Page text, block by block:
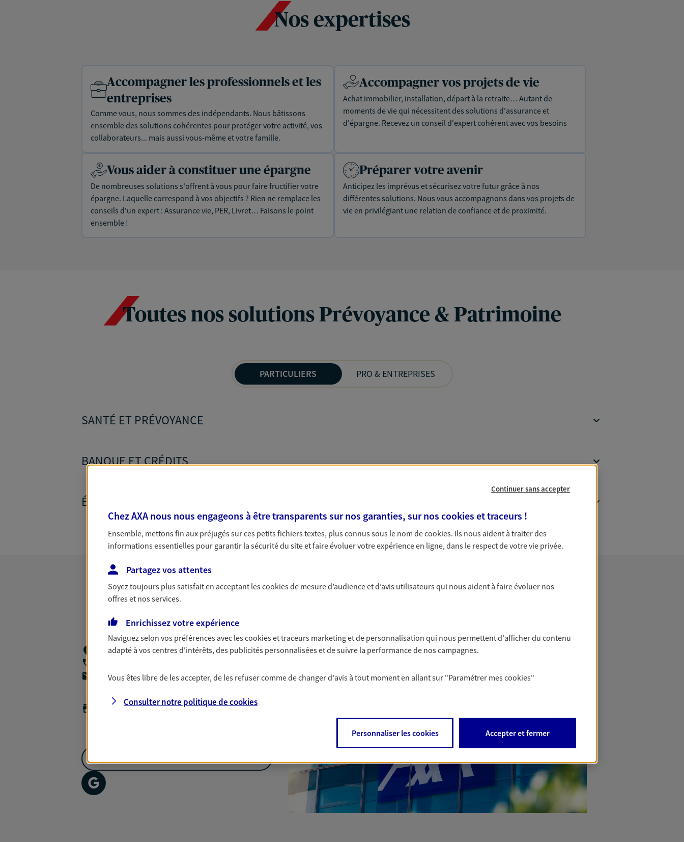
Nos expertises
Accompagner les professionnels et les
entreprises
Comme vous, nous sommes des indépendants. Nous bâtissons
ensemble des solutions cohérentes pour protéger votre activité, vos
collaborateurs... mais aussi vous-même et votre famille.
Accompagner vos projets de vie
Achat immobilier, installation, départ à la retraite… Autant de
moments de vie qui nécessitent des solutions d'assurance et
d'épargne. Recevez un conseil d'expert cohérent avec vos besoins
Vous aider à constituer une épargne
De nombreuses solutions s'offrent à vous pour faire fructifier votre
épargne. Laquelle correspond à vos objectifs ? Rien ne remplace les
conseils d'un expert : Assurance vie, PER, Livret… Faisons le point
ensemble !
Préparer votre avenir
Anticipez les imprévus et sécurisez votre futur grâce à nos
différentes solutions. Nous vous accompagnons dans vos projets de
vie en privilégiant une relation de confiance et de proximité.
Toutes nos solutions Prévoyance & Patrimoine
PARTICULIERS PRO & ENTREPRISES
SANTÉ ET PRÉVOYANCE
BANQUE ET CRÉDITS
ÉPARGNE ET RETRAITE
73 Bd Etienne Clementel,63200 Riom
agencea2p.loic.boularand@axa.fr
Horaires :Ouvert
Continuer sans accepter
Chez AXA nous nous engageons à être transparents sur nos garanties, sur nos cookies et traceurs !
Ensemble, mettons fin aux préjugés sur ces petits fichiers textes, plus connus sous le nom decookies. Ils nous aident à traiter des
informations essentielles pour garantir la sécurité du site et faire évoluer votre expérience en ligne, dans le respect de votre vie privée.
Partagez vos attentes
Soyez toujours plus satisfait en acceptant lescookiesde mesure d’audience et d’avis utilisateurs qui nous aident à faire évoluer nos
offres et nos services.
Enrichissez votre expérience
Naviguez selon vos préférences avec lescookies et traceurs marketing et de personnalisation qui nous permettent d'afficher du contenu
adapté à vos centres d'intérêts, des publicités personnalisées et de suivre la performance de nos campagnes.
Vous êtes libre de les accepter, de les refuser comme de changer d'avis à tout moment en allant sur "Paramétrer mescookies"
Consulter notre politique decookies
Personnaliser les cookies Accepter et fermer